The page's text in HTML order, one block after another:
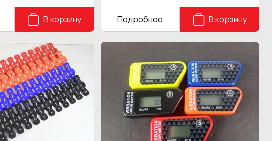
В корзину Подробнее В корзину